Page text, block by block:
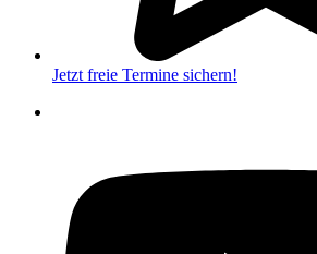
Jetzt freie Termine sichern!